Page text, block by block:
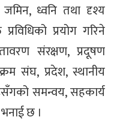
ध्वनि तथा दृश्य
प्रयोग गरिने
संरक्षण, प्रदूषण
संघ, प्रदेश, स्थानीय
समन्वय, सहकार्य
छ ।